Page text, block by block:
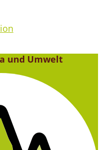
und Umwelt